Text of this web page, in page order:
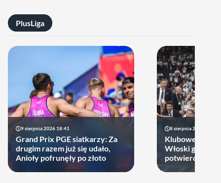
PlusLiga
9 sierpnia 2026 18:41
Grand Prix PGE siatkarzy: Za
drugim razem już się udało,
Anioły pofrunęły po złoto
8 sierpnia 2026 21:46
Klubowe
Włoski gigant
potwierdził